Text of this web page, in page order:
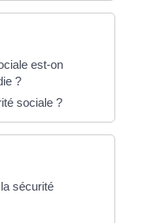
est-on
?
sociale ?
sécurité